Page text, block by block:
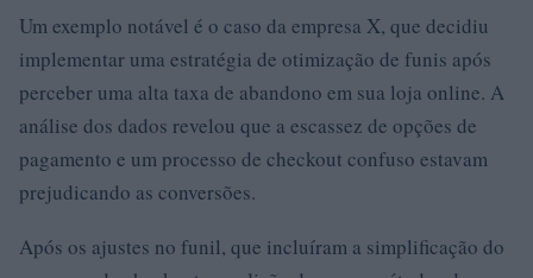
Um exemplo notável é o caso da empresa X, que decidiu
implementar uma estratégia de otimização de funis após
perceber uma alta taxa de abandono em sua loja online. A
análise dos dados revelou que a escassez de opções de
pagamento e um processo de checkout confuso estavam
prejudicando as conversões.
Após os ajustes no funil, que incluíram a simplificação do